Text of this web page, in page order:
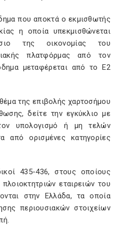
που αποκτά ο εκμισθωτής
η οποία υπεκμισθώνεται
της οικονομίας του
πλατφόρμας από τον
μεταφέρεται από το Ε2
της επιβολής χαρτοσήμου
δείτε την εγκύκλιο με
υπολογισμό ή μη τελών
από ορισμένες κατηγορίες
435-436, στους οποίους
εταιρειών του
στην Ελλάδα, τα οποία
περιουσιακών στοιχείων